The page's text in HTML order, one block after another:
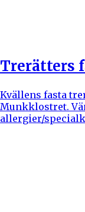
Trerätters
Kvällens fasta
Munkklostret.
allergier/